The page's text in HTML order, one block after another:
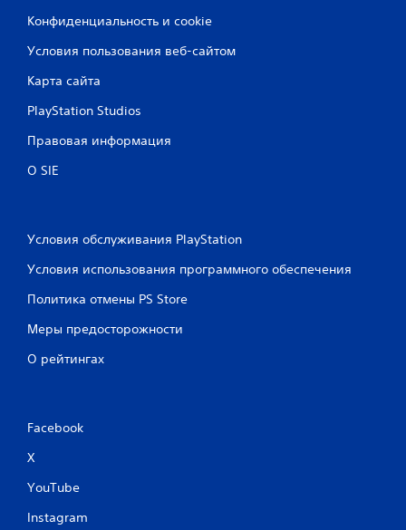
Конфиденциальность и cookie
Условия пользования веб-сайтом
Карта сайта
PlayStation Studios
Правовая информация
О SIE
Условия обслуживания PlayStation
Условия использования программного обеспечения
Политика отмены PS Store
Меры предосторожности
О рейтингах
Facebook
X
YouTube
Instagram